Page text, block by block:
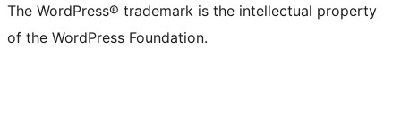
The WordPress® trademark is the intellectual property
of the WordPress Foundation.